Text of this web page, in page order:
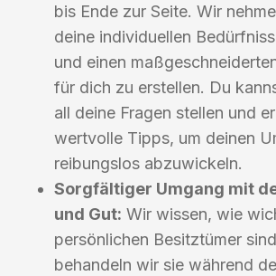
bis Ende zur Seite. Wir
deine individuellen
und einen
für dich zu erstellen. Du
all deine Fragen stellen und
wertvolle Tipps, um deinen
reibungslos abzuwickeln.
Sorgfältiger Umgang mit
und Gut: Wir wissen, wie
persönlichen Besitztümer
behandeln wir sie während